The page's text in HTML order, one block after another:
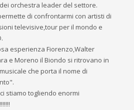
orchestra leader del settore.
di confrontarmi con artisti di
televisive,tour per il mondo e
esperienza Fiorenzo,Walter
e Moreno il Biondo si ritrovano in
che porta il nome di
stiamo togliendo enormi